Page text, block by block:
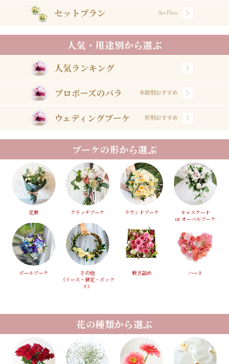
セットプラン Set Plan
人気・用途別から選ぶ
人気ランキング
プロポーズのバラ 本数別おすすめ
ウェディングブーケ 形別おすすめ
ブーケの形から選ぶ
花束 クラッチブーケ ラウンドブーケ
キャスケード
or オーバルブーケ
ボールブーケ
その他
（リース・装花・ボック
ス）
敷き詰め ハート
花の種類から選ぶ